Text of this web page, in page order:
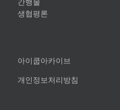
생협평론
아이쿱아카이브
개인정보처리방침